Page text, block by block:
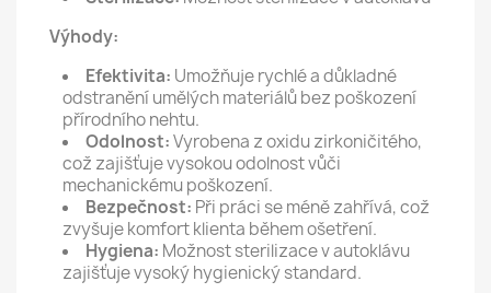
Výhody:
Efektivita: Umožňuje rychlé a důkladné
odstranění umělých materiálů bez poškození
přírodního nehtu.
Odolnost:Vyrobena z oxidu zirkoničitého,
což zajišťuje vysokou odolnost vůči
mechanickému poškození.
Bezpečnost: Při práci se méně zahřívá, což
zvyšuje komfort klienta během ošetření.
Hygiena: Možnost sterilizace v autoklávu
zajišťuje vysoký hygienický standard.